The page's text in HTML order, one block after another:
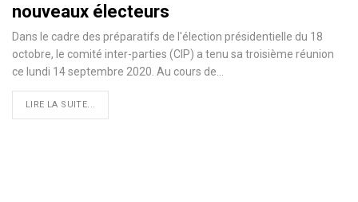
nouveaux électeurs
Dans le cadre des préparatifs de l'élection présidentielle du 18
octobre, le comité inter-parties (CIP) a tenu sa troisième réunion
ce lundi 14 septembre 2020. Au cours de
LIRE LA SUITE...